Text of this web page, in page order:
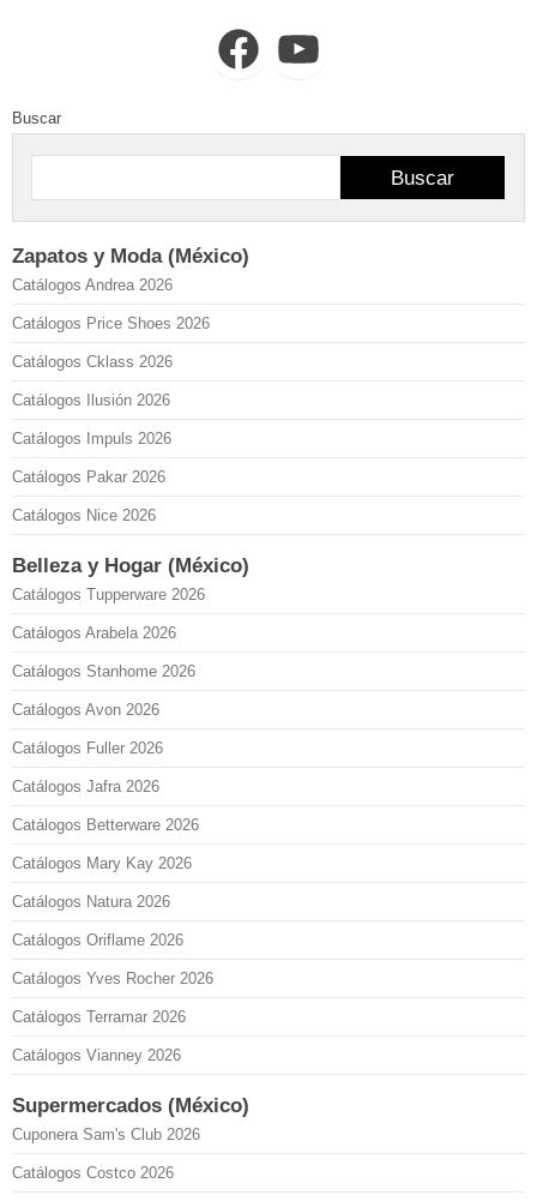
FacebookYouTube
Buscar
Buscar
Zapatos y Moda (México)
Catálogos Andrea 2026
Catálogos Price Shoes 2026
Catálogos Cklass 2026
Catálogos Ilusión 2026
Catálogos Impuls 2026
Catálogos Pakar 2026
Catálogos Nice 2026
Belleza y Hogar (México)
Catálogos Tupperware 2026
Catálogos Arabela 2026
Catálogos Stanhome 2026
Catálogos Avon 2026
Catálogos Fuller 2026
Catálogos Jafra 2026
Catálogos Betterware 2026
Catálogos Mary Kay 2026
Catálogos Natura 2026
Catálogos Oriflame 2026
Catálogos Yves Rocher 2026
Catálogos Terramar 2026
Catálogos Vianney 2026
Supermercados (México)
Cuponera Sam's Club 2026
Catálogos Costco 2026